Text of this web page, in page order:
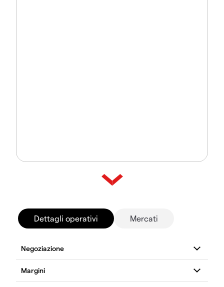
Dettagli operativi Mercati